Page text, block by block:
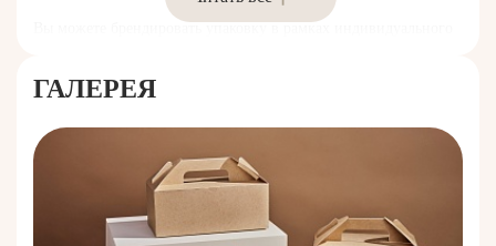
SNACK BOWL M – это продуманное крафтовое упаковочное
ГАЛЕРЕЯ